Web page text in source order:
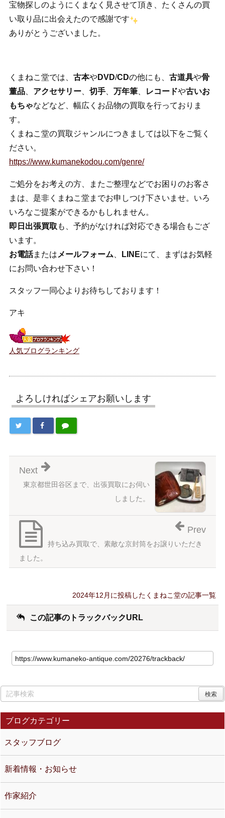
宝物探しのようにくまなく見させて頂き、たくさんの買
い取り品に出会えたので感謝です
ありがとうございました。
くまねこ堂では、 古本やDVD/CDの他にも、 古道具や骨
董品、 アクセサリー、 切手、 万年筆、 レコードや古いお
もちゃなどなど、幅広くお品物の買取を行っておりま
す。
くまねこ堂の買取ジャンルにつきましては以下をご覧く
ださい。
https://www.kumanekodou.com/genre/
ご処分をお考えの方、またご整理などでお困りのお客さ
まは、是非くまねこ堂までお申しつけ下さいませ。いろ
いろなご提案ができるかもしれません。
即日出張買取 も、予約がなければ対応できる場合もござ
います。
お電話または メールフォーム LINEにて、まずはお気軽
にお問い合わせ下さい！
スタッフ一同心よりお待ちしております！
アキ
人気ブログランキング
よろしければシェアお願いします
東京都世田谷区まで、出張買取にお伺い
しました。
Next
持ち込み買取で、素敵な京封筒をお譲りいただき
ました。
Prev
2024年12月に投稿したくまねこ堂の記事一覧
この記事のトラックバックURL
ブログカテゴリー
スタッフブログ
新着情報・お知らせ
作家紹介